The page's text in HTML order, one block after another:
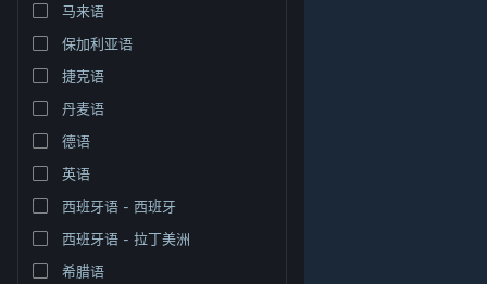
马来语
保加利亚语
捷克语
丹麦语
德语
英语
西班牙语 - 西班牙
西班牙语 - 拉丁美洲
希腊语